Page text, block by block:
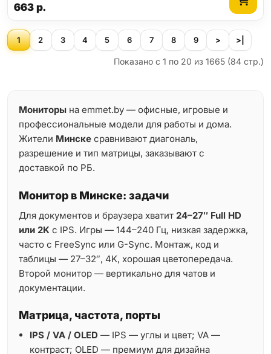
663р.
1 2 3 4 5 6 7 8 9 > >|
Показано с 1 по 20 из 1665 (84 стр.)
Мониторы на emmet.by — офисные, игровые и
профессиональные модели для работы и дома.
Жители Минске сравнивают диагональ,
разрешение и тип матрицы, заказывают с
доставкой по РБ.
Монитор в Минске: задачи
Для документов и браузера хватит 24–27″ Full HD
или 2K с IPS. Игры — 144–240 Гц, низкая задержка,
часто с FreeSync или G-Sync. Монтаж, код и
таблицы — 27–32″, 4K, хорошая цветопередача.
Второй монитор — вертикально для чатов и
документации.
Матрица, частота, порты
IPS / VA / OLED — IPS — углы и цвет; VA —
контраст; OLED — премиум для дизайна